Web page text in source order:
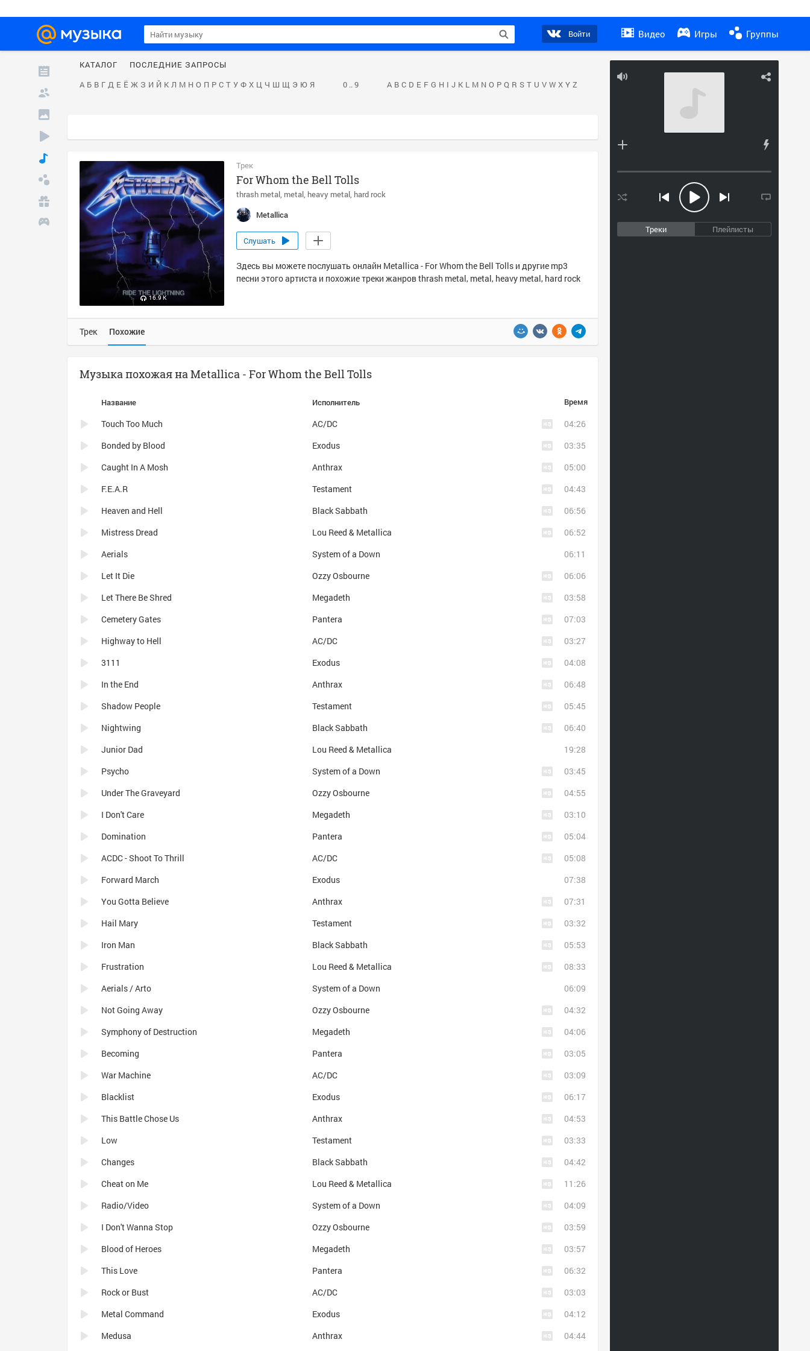
Войти Видео Игры Группы
Треки Плейлисты
КАТАЛОГ
ПОСЛЕДНИЕ ЗАПРОСЫ
А Б В Г Д Е Ё Ж З И Й К Л М Н О П Р С Т У Ф Х Ц Ч Ш Щ Э Ю Я 0 .. 9 A B C D E F G H I J K L M N O P Q R S T U V W X Y Z
16.9 K
Трек
For Whom the Bell Tolls
thrash metal metal heavy metal hard rock
Metallica
Слушать
Здесь вы можете послушать онлайн Metallica - For Whom the Bell Tolls и другие mp3
песни этого артиста и похожие треки жанров thrash metal, metal, heavy metal, hard rock
Трек Похожие
Музыка похожая на Metallica - For Whom the Bell Tolls
Название Исполнитель Время
Touch Too Much AC/DC
04:26
Bonded by Blood
Exodus
03:35
Caught In A Mosh
Anthrax
05:00
F.E.A.R
Testament
04:43
Heaven and Hell
Black Sabbath
06:56
Mistress Dread
Lou Reed & Metallica
06:52
Aerials
System of a Down
06:11
Let It Die
Ozzy Osbourne
06:06
Let There Be Shred
Megadeth
03:58
Cemetery Gates
Pantera
07:03
Highway to Hell
AC/DC
03:27
3111
Exodus
04:08
In the End
Anthrax
06:48
Shadow People
Testament
05:45
Nightwing
Black Sabbath
06:40
Junior Dad
Lou Reed & Metallica
19:28
Psycho
System of a Down
03:45
Under The Graveyard
Ozzy Osbourne
04:55
I Don't Care
Megadeth
03:10
Domination
Pantera
05:04
ACDC - Shoot To Thrill
AC/DC
05:08
Forward March
Exodus
07:38
You Gotta Believe
Anthrax
07:31
Hail Mary
Testament
03:32
Iron Man
Black Sabbath
05:53
Frustration
Lou Reed & Metallica
08:33
Aerials / Arto
System of a Down
06:09
Not Going Away
Ozzy Osbourne
04:32
Symphony of Destruction
Megadeth
04:06
Becoming
Pantera
03:05
War Machine
AC/DC
03:09
Blacklist
Exodus
06:17
This Battle Chose Us
Anthrax
04:53
Low
Testament
03:33
Changes
Black Sabbath
04:42
Cheat on Me
Lou Reed & Metallica
11:26
Radio/Video
System of a Down
04:09
I Don't Wanna Stop
Ozzy Osbourne
03:59
Blood of Heroes
Megadeth
03:57
This Love
Pantera
06:32
Rock or Bust
AC/DC
03:03
Metal Command
Exodus
04:12
Medusa
Anthrax 04:44